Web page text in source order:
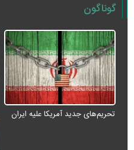
گوناگون
تحریم‌های جدید آمریکا علیه ایران